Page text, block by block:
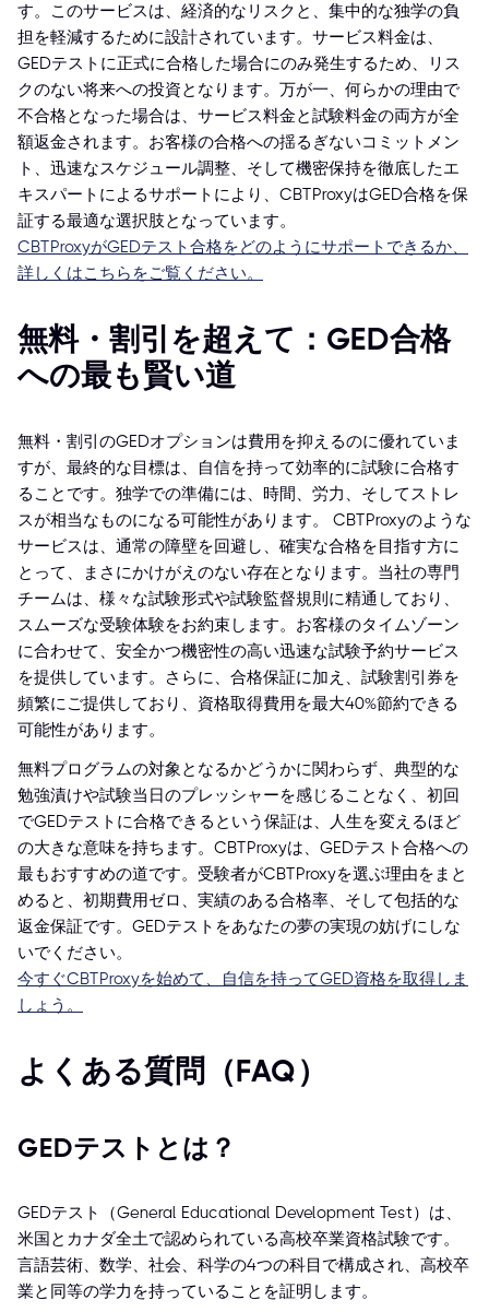
す。このサービスは、経済的なリスクと、集中的な独学の負
担を軽減するために設計されています。サービス料金は、
GEDテストに正式に合格した場合にのみ発生するため、リス
クのない将来への投資となります。万が一、何らかの理由で
不合格となった場合は、サービス料金と試験料金の両方が全
額返金されます。お客様の合格への揺るぎないコミットメン
ト、迅速なスケジュール調整、そして機密保持を徹底したエ
キスパートによるサポートにより、CBTProxyはGED合格を保
証する最適な選択肢となっています。
CBTProxyがGEDテスト合格をどのようにサポートできるか、
詳しくはこちらをご覧ください。
無料・割引を超えて：GED合格
への最も賢い道
無料・割引のGEDオプションは費用を抑えるのに優れていま
すが、最終的な目標は、自信を持って効率的に試験に合格す
ることです。独学での準備には、時間、労力、そしてストレ
スが相当なものになる可能性があります。 CBTProxyのような
サービスは、通常の障壁を回避し、確実な合格を目指す方に
とって、まさにかけがえのない存在となります。当社の専門
チームは、様々な試験形式や試験監督規則に精通しており、
スムーズな受験体験をお約束します。お客様のタイムゾーン
に合わせて、安全かつ機密性の高い迅速な試験予約サービス
を提供しています。さらに、合格保証に加え、試験割引券を
頻繁にご提供しており、資格取得費用を最大40%節約できる
可能性があります。
無料プログラムの対象となるかどうかに関わらず、典型的な
勉強漬けや試験当日のプレッシャーを感じることなく、初回
でGEDテストに合格できるという保証は、人生を変えるほど
の大きな意味を持ちます。CBTProxyは、GEDテスト合格への
最もおすすめの道です。受験者がCBTProxyを選ぶ理由をまと
めると、初期費用ゼロ、実績のある合格率、そして包括的な
返金保証です。GEDテストをあなたの夢の実現の妨げにしな
いでください。
今すぐCBTProxyを始めて、自信を持ってGED資格を取得しま
しょう。
よくある質問（FAQ）
GEDテストとは？
GEDテスト（General Educational Development Test）は、
米国とカナダ全土で認められている高校卒業資格試験です。
言語芸術、数学、社会、科学の4つの科目で構成され、高校卒
業と同等の学力を持っていることを証明します。